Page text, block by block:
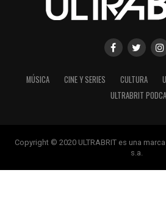
MÚSICA CINE Y SERIES CULTURA
ULTRABRIT
Copyright © 2020 ULTRABRIT es una
s.a.